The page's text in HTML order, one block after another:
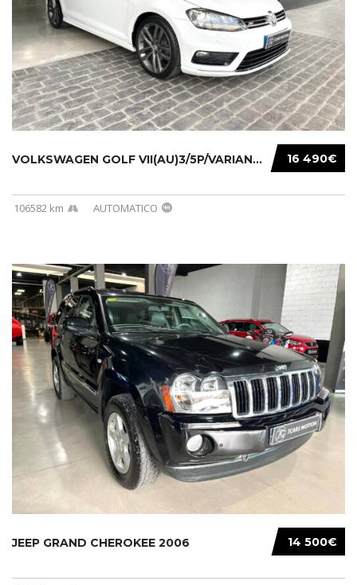
16 490€
VOLKSWAGEN GOLF VII(AU)3/5P/VARIANT(12-16 20...
106582 km AUTOMATICO
14 500€
JEEP GRAND CHEROKEE 2006